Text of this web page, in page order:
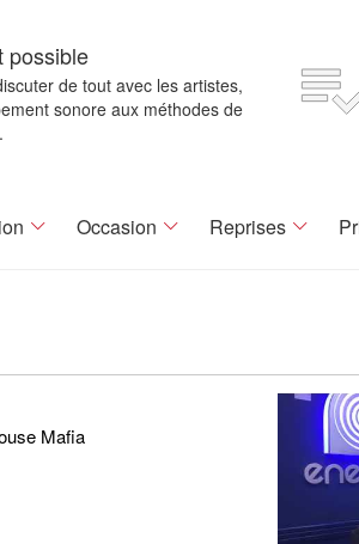
possible
de tout avec les artistes,
sonore aux méthodes de
Occasion Reprises
Mafia